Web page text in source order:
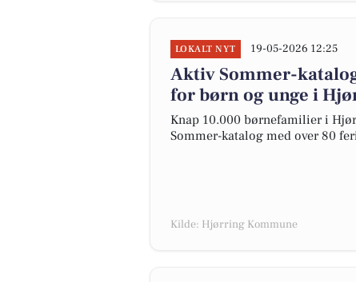
LOKALT NYT 19-05-2026 12:25
Aktiv Sommer-
for børn og unge i
Knap 10.000 børnefamilier i
Sommer-katalog med over 80
Kilde: Hjørring Kommune